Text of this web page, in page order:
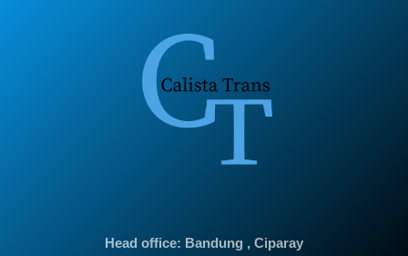
Head office: Bandung , Ciparay